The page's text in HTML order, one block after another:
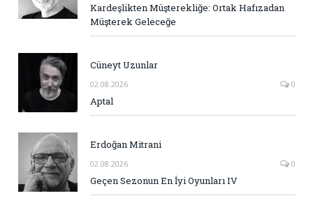
Kardeşlikten Müşterekliğe: Ortak Hafızadan
Müşterek Geleceğe
Cüneyt Uzunlar
02.08.2026 0
Aptal
Erdoğan Mitrani
02.08.2026 0
Geçen Sezonun En İyi Oyunları IV